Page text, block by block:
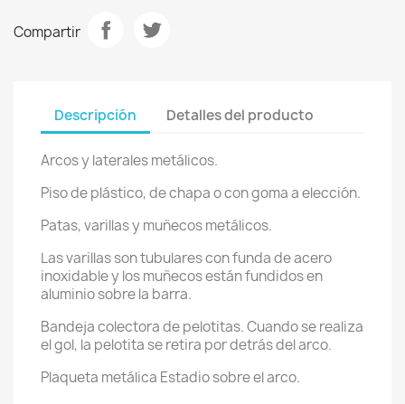
Compartir
Descripción Detalles del producto
Arcos y laterales metálicos.
Piso de plástico, de chapa o con goma a elección.
Patas, varillas y muñecos metálicos.
Las varillas son tubulares con funda de acero
inoxidable y los muñecos están fundidos en
aluminio sobre la barra.
Bandeja colectora de pelotitas. Cuando se realiza
el gol, la pelotita se retira por detrás del arco.
Plaqueta metálica Estadio sobre el arco.
Crear lista de deseos ×
Nombre de la lista de deseos
Cancelar